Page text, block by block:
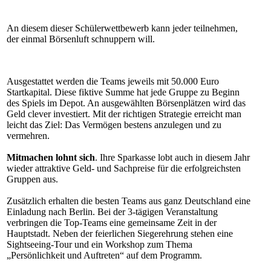
An diesem dieser Schülerwettbewerb kann jeder teilnehmen,
der einmal Börsenluft schnuppern will.
Ausgestattet werden die Teams jeweils mit 50.000 Euro
Startkapital. Diese fiktive Summe hat jede Gruppe zu Beginn
des Spiels im Depot. An ausgewählten Börsenplätzen wird das
Geld clever investiert. Mit der richtigen Strategie erreicht man
leicht das Ziel: Das Vermögen bestens anzulegen und zu
vermehren.
Mitmachen lohnt sich. Ihre Sparkasse lobt auch in diesem Jahr
wieder attraktive Geld- und Sachpreise für die erfolgreichsten
Gruppen aus.
Zusätzlich erhalten die besten Teams aus ganz Deutschland eine
Einladung nach Berlin. Bei der 3-tägigen Veranstaltung
verbringen die Top-Teams eine gemeinsame Zeit in der
Hauptstadt. Neben der feierlichen Siegerehrung stehen eine
Sightseeing-Tour und ein Workshop zum Thema
„Persönlichkeit und Auftreten“ auf dem Programm.